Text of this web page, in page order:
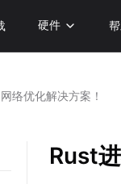
硬件
络优化解决方案！
Rust